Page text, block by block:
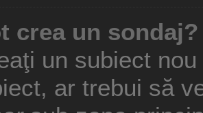
crea un sondaj?
un subiect
ar trebui să